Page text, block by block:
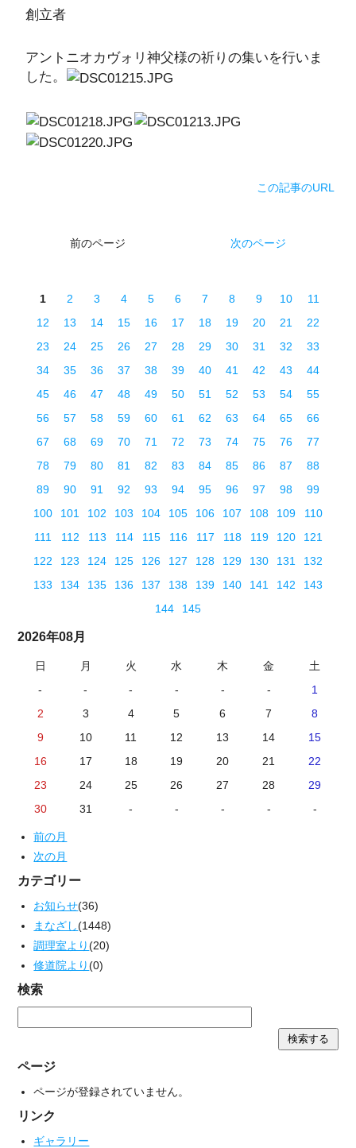
創立者
アントニオカヴォリ神父様の祈りの集いを行いま
した。
この記事のURL
前のページ 次のページ
1 2 3 4 5 6 7 8 9 10
11
12
13 14 15 16 17 18 19 20 21
22
23
24 25 26 27 28 29 30 31 32
33
34
35 36 37 38 39 40 41 42 43
44
45
46 47 48 49 50 51 52 53 54
55
56
57 58 59 60 61 62 63 64 65
66
67
68 69 70 71 72 73 74 75 76
77
78
79 80 81 82 83 84 85 86 87
88
89
90 91 92 93 94 95 96 97 98
99
100
101 102 103 104 105 106 107 108 109
110
111
112 113 114 115 116 117 118 119 120
121
122
123 124 125 126 127 128 129 130 131
132
133
134 135 136 137 138 139 140 141 142
143
144
145
2026年08月
日 月 火 水 木 金
土
-
- - - - -
1
2
3 4 5 6 7
8
9
10 11 12 13 14
15
16
17 18 19 20 21
22
23
24 25 26 27 28
29
30
31 - - - - -
前の月
次の月
カテゴリー
お知らせ(36)
まなざし(1448)
調理室より(20)
修道院より(0)
検索
ページ
ページが登録されていません。
リンク
ギャラリー